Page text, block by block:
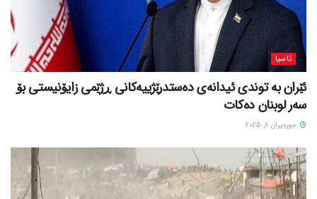
ئاسیا
ئێران بە توندی ئیدانەی دەستدرێژییەکانی ڕژێمی زایۆنیستی بۆ
سەر لوبنان دەکات
حوزه‌یران 6, 2025